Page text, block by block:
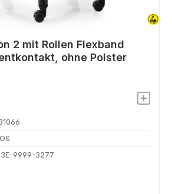
2 mit Rollen Flexband
ohne Polster
9999-3277